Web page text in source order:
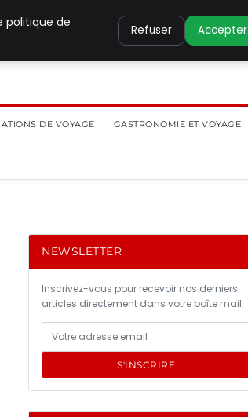
DE VOYAGE GASTRONOMIE ET VOYAGE
NEWSLETTER
Inscrivez-vous pour recevoir nos derniers
articles directement dans votre boîte mail.
S'INSCRIRE
politique de
Refuser Accepter